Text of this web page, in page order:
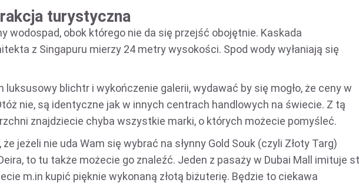
turystyczna
wodospad, obok którego nie da się przejść obojętnie. Kaskada
z Singapuru mierzy 24 metry wysokości. Spod wody wyłaniają się
luksusowy blichtr i wykończenie galerii, wydawać by się mogło, że ceny w
nie, są identyczne jak w innych centrach handlowych na świecie. Z tą
znajdziecie chyba wszystkie marki, o których możecie pomyśleć.
jeżeli nie uda Wam się wybrać na słynny Gold Souk (czyli Złoty Targ)
to tu także możecie go znaleźć. Jeden z pasaży w Dubai Mall imituje
m.in kupić pięknie wykonaną złotą biżuterię. Będzie to ciekawa